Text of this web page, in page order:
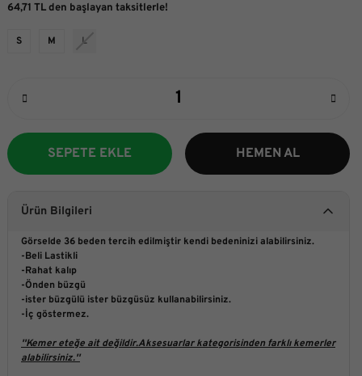
64,71 TL den başlayan taksitlerle!
S M L
SEPETE EKLE HEMEN AL
Ürün Bilgileri
Görselde 36 beden tercih edilmiştir kendi bedeninizi alabilirsiniz.
-Beli Lastikli
-Rahat kalıp
-Önden büzgü
-ister büzgülü ister büzgüsüz kullanabilirsiniz.
-İç göstermez.
''Kemer eteğe ait değildir.Aksesuarlar kategorisinden farklı kemerler
alabilirsiniz.''